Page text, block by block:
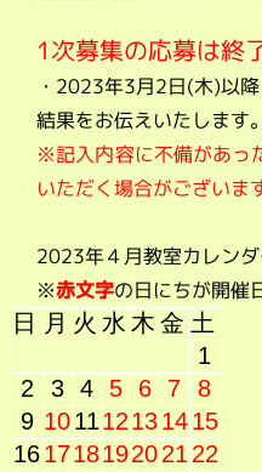
1次募集の応募は終
・2023年3月2日(木)以
結果をお伝えいたします。
※記入内容に不備があっ
いただく場合がございま
2023年４月教室カレンダ
※赤文字の日にちが開催
日 月 火 水 木 金 土
1
2
3 4 5 6 7
8
9 101112131415
161718192021 22